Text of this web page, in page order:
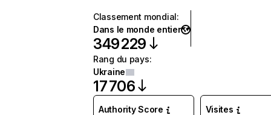
Classement mondial:
Dans le monde entier
349 229
Rang du pays:
Ukraine
17 706
Authority Score Visites